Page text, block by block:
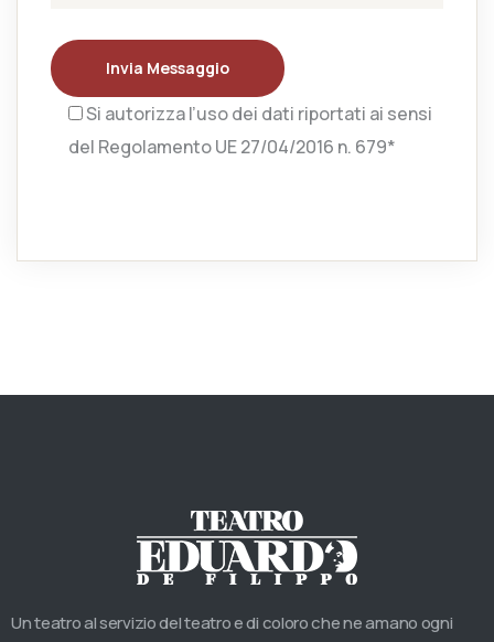
Invia Messaggio
Si autorizza l’uso dei dati riportati ai sensi
del Regolamento UE 27/04/2016 n. 679*
Un teatro al servizio del teatro e di coloro che ne amano ogni